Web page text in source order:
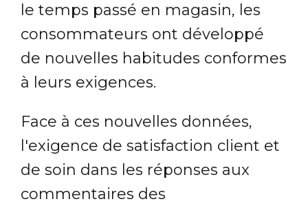
le temps passé en magasin, les
consommateurs ont développé
de nouvelles habitudes conformes
à leurs exigences.
Face à ces nouvelles données,
l'exigence de satisfaction client et
de soin dans les réponses aux
commentaires des